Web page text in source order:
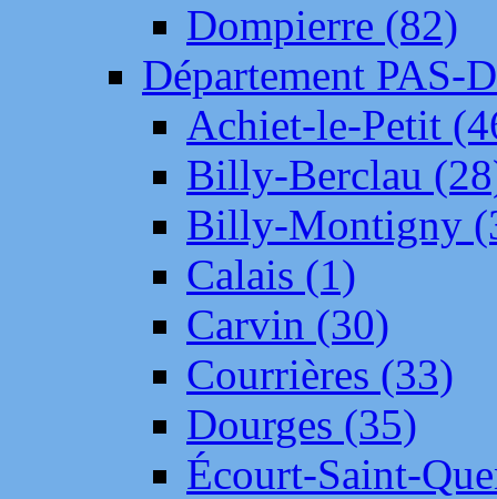
Dompierre (82)
Département PAS-
Achiet-le-Petit
Billy-Berclau
Billy-Montigny
Calais (1)
Carvin (30)
Courrières (33)
Dourges (35)
Écourt-Saint-